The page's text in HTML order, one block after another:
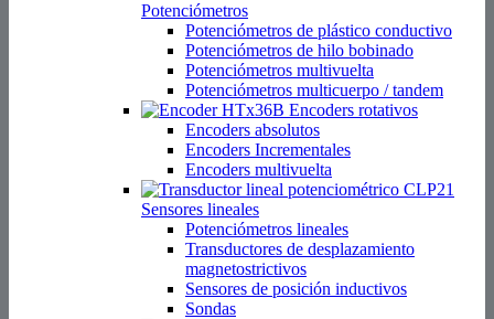
Potenciómetros
Potenciómetros de plástico conductivo
Potenciómetros de hilo bobinado
Potenciómetros multivuelta
Potenciómetros multicuerpo / tandem
Encoders rotativos
Encoders absolutos
Encoders Incrementales
Encoders multivuelta
Sensores lineales
Potenciómetros lineales
Transductores de desplazamiento
magnetostrictivos
Sensores de posición inductivos
Sondas